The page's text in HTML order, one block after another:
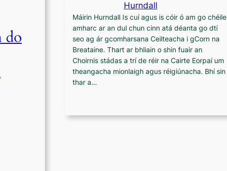
do
Hurndall
Máirin Hurndall Is cuí agus is cóir ó am go chéile
amharc ar an dul chun cinn atá déanta go dtí
seo ag ár gcomharsana Ceilteacha i gCorn na
Breataine. Thart ar bhliain o shin fuair an
Choirnis stádas a trí de réir na Cairte Eorpaí um
theangacha mionlaigh agus réigiúnacha. Bhí sin
thar a…